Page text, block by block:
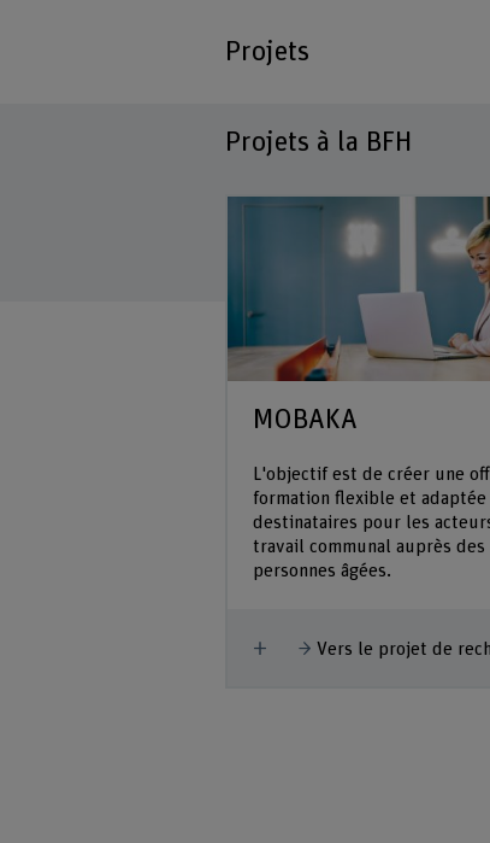
Projets
Projets à la BFH
MOBAKA
L'objectif est de créer une
formation flexible et adaptée
destinataires pour les
travail communal auprès des
personnes âgées.
Afficher plus
Vers le projet de